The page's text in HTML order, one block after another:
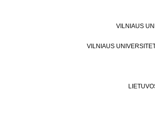
VILNIAUS
VILNIAUS